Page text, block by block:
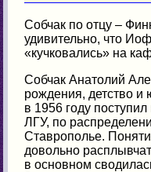
Собчак по отцу –
удивительно, что
«кучковались» на
Собчак Анатолий
рождения, детство и
в 1956 году
ЛГУ, по
Ставрополье.
довольно
в основном